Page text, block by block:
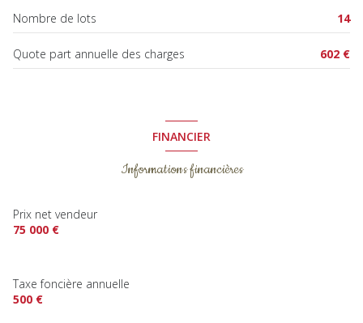
Nombre de lots 14
Quote part annuelle des charges 602 €
FINANCIER
Informations financières
Prix net vendeur
75 000 €
Taxe foncière annuelle
500 €